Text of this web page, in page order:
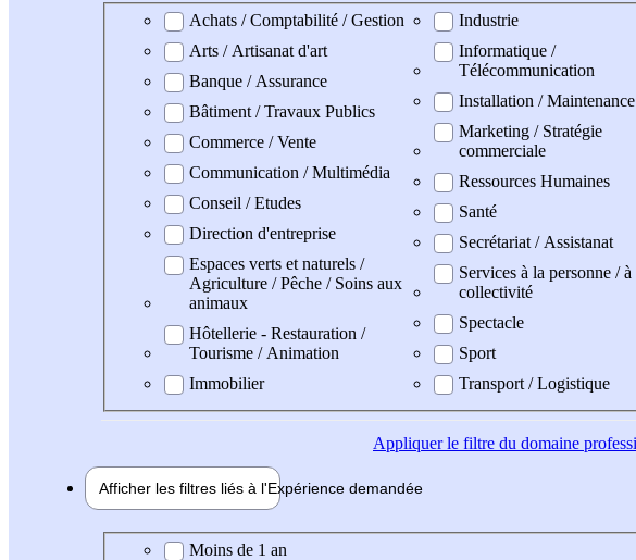
Domaine professionel
Achats / Comptabilité / Gestion
Arts / Artisanat d'art
Banque / Assurance
Bâtiment / Travaux Publics
Commerce / Vente
Communication / Multimédia
Conseil / Etudes
Direction d'entreprise
Espaces verts et naturels /
Agriculture / Pêche / Soins aux
animaux
Hôtellerie - Restauration /
Tourisme / Animation
Immobilier
Industrie
Informatique /
Télécommunication
Installation / Maintenance
Marketing / Stratégie
commerciale
Ressources Humaines
Santé
Secrétariat / Assistanat
Services à la personne / à
collectivité
Spectacle
Sport
Transport / Logistique
Appliquerle filtre du domaine
Afficher les filtres liés à l'Expérience demandée
Expérience demandée
Moins de 1 an